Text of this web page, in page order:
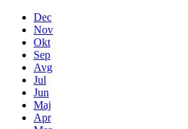
Dec
Nov
Okt
Sep
Avg
Jul
Jun
Maj
Apr